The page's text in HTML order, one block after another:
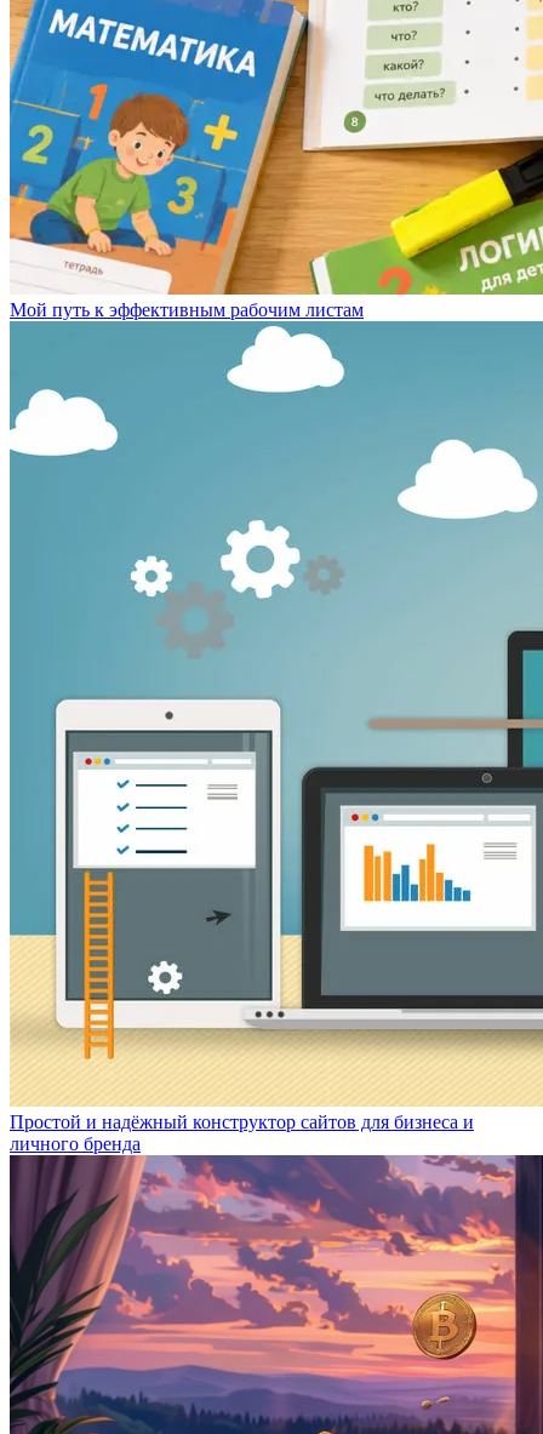
Мой путь к эффективным рабочим листам
Простой и надёжный конструктор сайтов для бизнеса и
личного бренда